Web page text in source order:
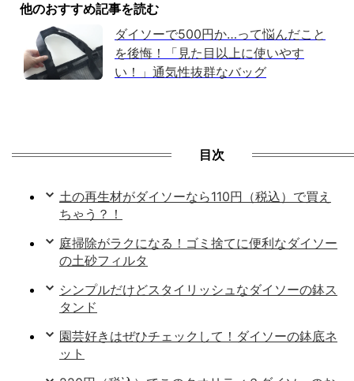
他のおすすめ記事を読む
ダイソーで500円か…って悩んだこと
を後悔！「見た目以上に使いやす
い！」通気性抜群なバッグ
目次
土の再生材がダイソーなら110円（税込）で買え
ちゃう？！
庭掃除がラクになる！ゴミ捨てに便利なダイソー
の土砂フィルタ
シンプルだけどスタイリッシュなダイソーの鉢ス
タンド
園芸好きはぜひチェックして！ダイソーの鉢底ネ
ット